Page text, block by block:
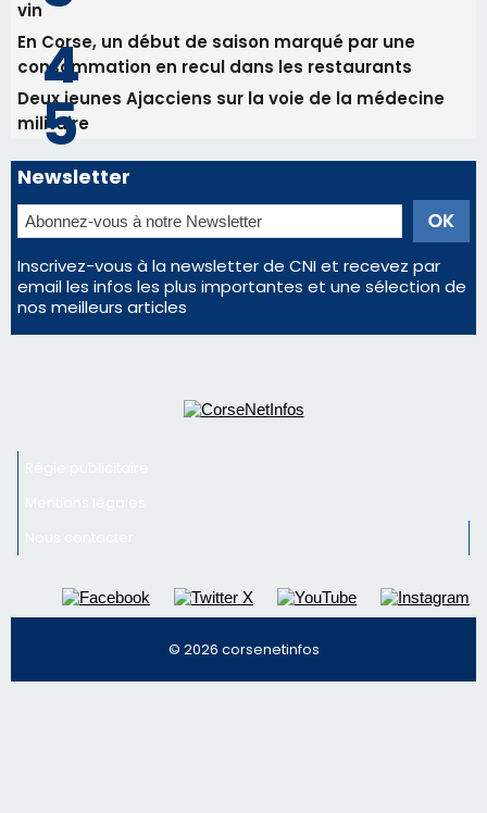
Inscrivez-vous à la newsletter de CNI et recevez par
email les infos les plus importantes et une sélection de
nos meilleurs articles
Régie publicitaire
Nous contacter
© 2026 corsenetinfos